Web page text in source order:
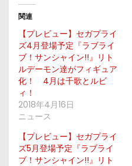
関連
【プレビュー】セガプライ
ズ4月登場予定『ラブライ
ブ！サンシャイン!!』リト
ルデーモン達がフィギュア
化！ 4月は千歌とルビ
ィ！
2018年4月16日
ニュース
【プレビュー】セガプライ
ズ5月登場予定『ラブライ
ブ！サンシャイン!!』リト